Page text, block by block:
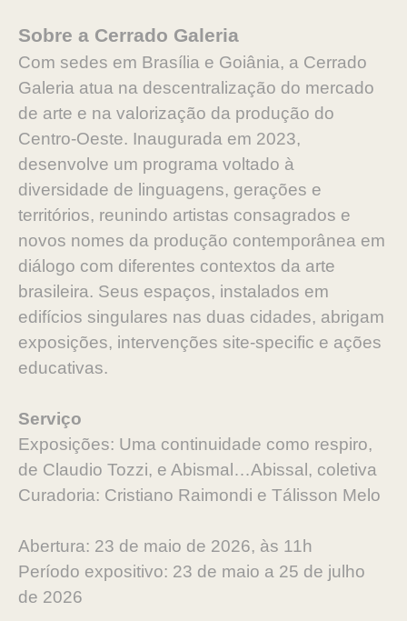
Sobre a Cerrado Galeria
Com sedes em Brasília e Goiânia, a Cerrado
Galeria atua na descentralização do mercado
de arte e na valorização da produção do
Centro-Oeste. Inaugurada em 2023,
desenvolve um programa voltado à
diversidade de linguagens, gerações e
territórios, reunindo artistas consagrados e
novos nomes da produção contemporânea em
diálogo com diferentes contextos da arte
brasileira. Seus espaços, instalados em
edifícios singulares nas duas cidades, abrigam
exposições, intervenções site-specific e ações
educativas.
Serviço
Exposições: Uma continuidade como respiro,
de Claudio Tozzi, e Abismal…Abissal, coletiva
Curadoria: Cristiano Raimondi e Tálisson Melo
Abertura: 23 de maio de 2026, às 11h
Período expositivo: 23 de maio a 25 de julho
de 2026